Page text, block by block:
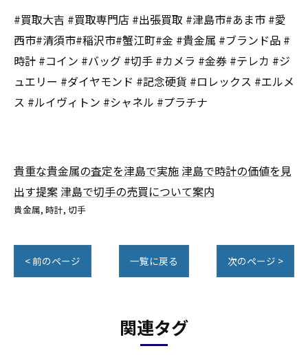
#買取大吉 #買取専門店 #出張買取 #津島市#あま市 #愛
西市#清須市#稲沢市#蟹江町#金 #貴金属 #ブランド品 #
時計 #コイン #バッグ #切手 #カメラ #金券 #テレカ #ジ
ュエリー #ダイヤモンド #記念硬貨 #ロレックス #エルメ
ス #ルイヴィトン #シャネル #プラチナ
貴重な貴金属の査定を津島で実施 津島で時計の価値を見
出す提案 津島で切手の売買について案内
貴金属 時計 切手
< 前のページ 一覧に戻る 次のページ >
関連タグ